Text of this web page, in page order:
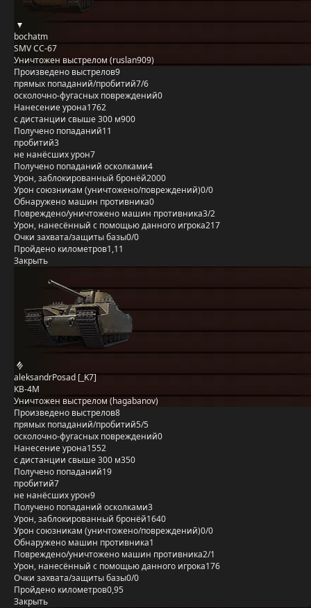
bochatm
SMV CC-67
Уничтожен выстрелом (ruslan909)
Произведено выстрелов9
прямых попаданий/пробитий7/6
осколочно-фугасных повреждений0
Нанесение урона1762
с дистанции свыше 300 м900
Получено попаданий11
пробитий3
не нанёсших урон7
Получено попаданий осколками4
Урон, заблокированный бронёй2000
Урон союзникам (уничтожено/повреждений)0/0
Обнаружено машин противника0
Повреждено/уничтожено машин противника3/2
Урон, нанесённый с помощью данного игрока217
Очки захвата/защиты базы0/0
Пройдено километров1,11
Закрыть
aleksandrPosad [_K7]
КВ-4М
Уничтожен выстрелом (hagabanov)
Произведено выстрелов8
прямых попаданий/пробитий5/5
осколочно-фугасных повреждений0
Нанесение урона1552
с дистанции свыше 300 м350
Получено попаданий19
пробитий7
не нанёсших урон9
Получено попаданий осколками3
Урон, заблокированный бронёй1640
Урон союзникам (уничтожено/повреждений)0/0
Обнаружено машин противника1
Повреждено/уничтожено машин противника2/1
Урон, нанесённый с помощью данного игрока176
Очки захвата/защиты базы0/0
Пройдено километров0,95
Закрыть